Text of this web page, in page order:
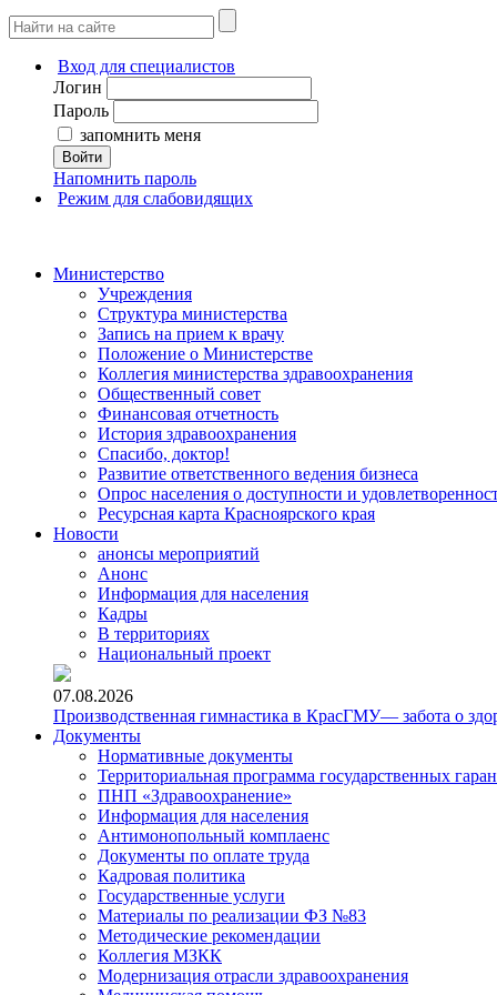
Вход для специалистов
Логин
Пароль
запомнить меня
Войти
Напомнить пароль
Режим для слабовидящих
Министерство
Учреждения
Структура министерства
Запись на прием к врачу
Положение о Министерстве
Коллегия министерства здравоохранения
Общественный совет
Финансовая отчетность
История здравоохранения
Спасибо, доктор!
Развитие ответственного ведения бизнеса
Опрос населения о доступности и
Ресурсная карта Красноярского края
Новости
анонсы мероприятий
Анонс
Информация для населения
Кадры
В территориях
Национальный проект
07.08.2026
Производственная гимнастика в КрасГМУ— забота о
Документы
Нормативные документы
Территориальная программа государственных
ПНП «Здравоохранение»
Информация для населения
Антимонопольный комплаенс
Документы по оплате труда
Кадровая политика
Государственные услуги
Материалы по реализации ФЗ №83
Методические рекомендации
Коллегия МЗКК
Модернизация отрасли здравоохранения